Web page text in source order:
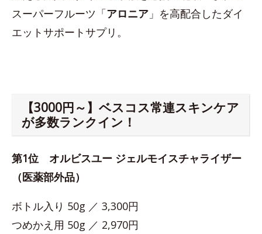
スーパーフルーツ「アロニア 」を高配合したダイ
エットサポートサプリ。
【3000円～】ベスコス常連スキンケア
が多数ランクイン！
第1位 オルビスユー ジェルモイスチャライザー
（医薬部外品）
ボトル入り 50g ／ 3,300円
つめかえ用 50g ／ 2,970円